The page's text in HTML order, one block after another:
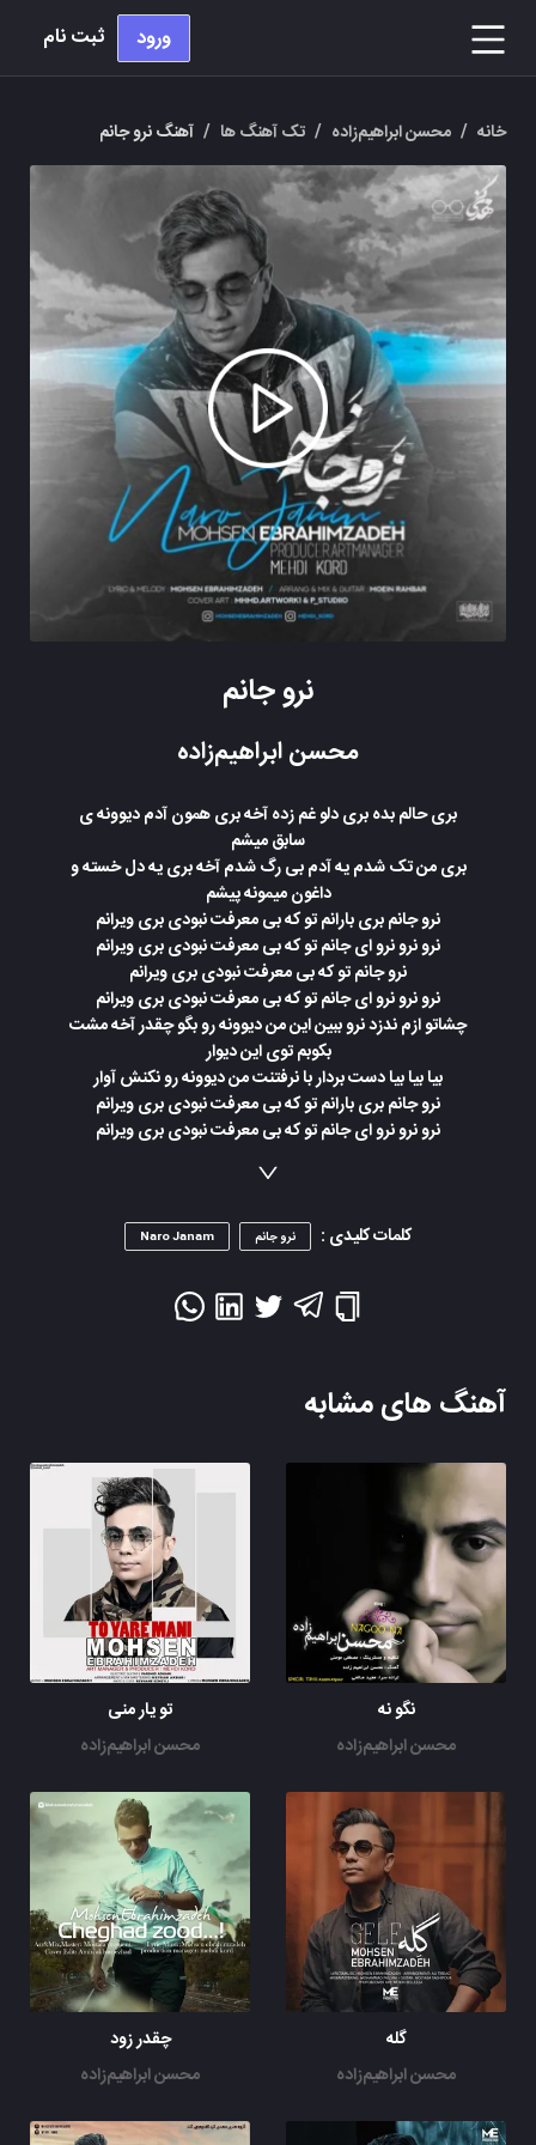
ورود ثبت نام
خانه / محسن ابراهیم‌زاده / تک آهنگ ها / آهنگ نرو جانم
نرو جانم
محسن ابراهیم‌زاده
بری حالم بده بری دلو غم زده آخه بری همون آدم دیوونه ی
سابق میشم
بری من تک شدم یه آدم بی رگ شدم آخه بری یه دل خسته و
داغون میمونه پیشم
نرو جانم بری بارانم تو که بی معرفت نبودی بری ویرانم
نرو نرو نرو ای جانم تو که بی معرفت نبودی بری ویرانم
نرو جانم تو که بی معرفت نبودی بری ویرانم
نرو نرو نرو ای جانم تو که بی معرفت نبودی بری ویرانم
چشاتو ازم ندزد نرو ببین این من دیوونه رو بگو چقدر آخه مشت
بکوبم توی این دیوار
بیا بیا بیا دست بردار با نرفتنت من دیوونه رو نکنش آوار
نرو جانم بری بارانم تو که بی معرفت نبودی بری ویرانم
نرو نرو نرو ای جانم تو که بی معرفت نبودی بری ویرانم
کلمات کلیدی : نرو جانم Naro Janam
آهنگ های مشابه
نگو نه
محسن ابراهیم‌زاده
تو یار منی
محسن ابراهیم‌زاده
گله
محسن ابراهیم‌زاده
چقدر زود
محسن ابراهیم‌زاده